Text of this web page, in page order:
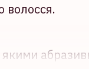
волосся.